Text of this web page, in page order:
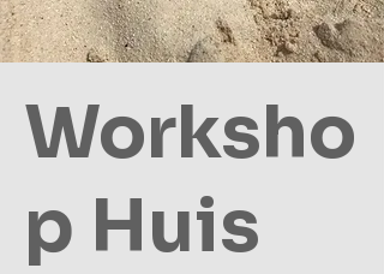
Worksho
p Huis